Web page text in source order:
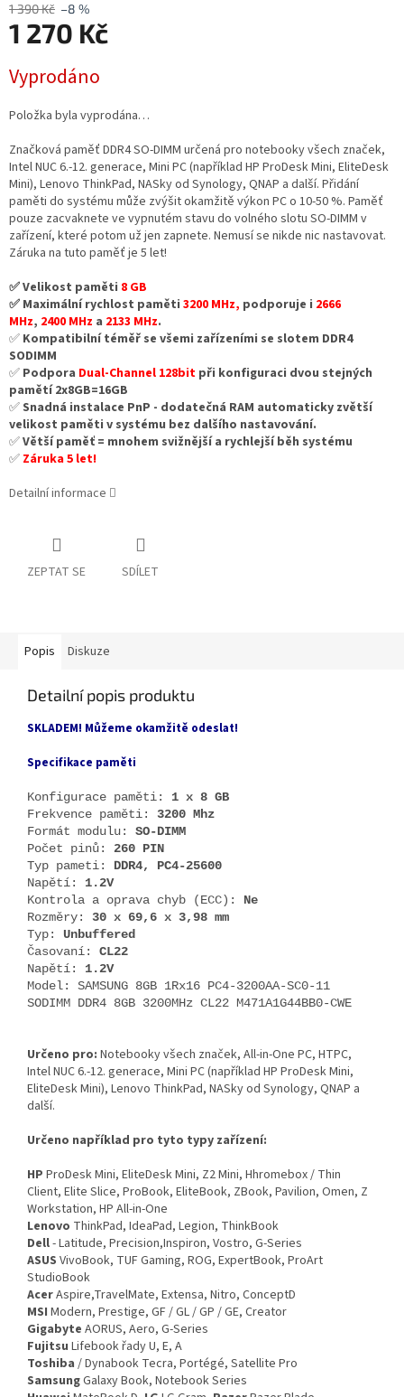
1 390 Kč –8 %
1 270 Kč
cena:
Vyprodáno
Položka byla vyprodána…
Značková paměť DDR4 SO-DIMM určená pro notebooky všech značek,
Intel NUC 6.-12. generace, Mini PC (například HP ProDesk Mini, EliteDesk
Mini), Lenovo ThinkPad, NASky od Synology, QNAP a další. Přidání
paměti do systému může zvýšit okamžitě výkon PC o 10-50 %. Paměť
pouze zacvaknete ve vypnutém stavu do volného slotu SO-DIMM v
zařízení, které potom už jen zapnete. Nemusí se nikde nic nastavovat.
Záruka na tuto paměť je 5 let!
✅ Velikost paměti 8 GB
✅ Maximální rychlost paměti 3200 MHz, podporuje i 2666
MHz, 2400 MHz a 2133 MHz.
✅ Kompatibilní téměř se všemi zařízeními se slotem DDR4
SODIMM
✅ Podpora Dual-Channel 128bit při konfiguraci dvou stejných
pamětí 2x8GB=16GB
✅Snadná instalace PnP - dodatečná RAM automaticky zvětší
velikost paměti v systému bez dalšího nastavování.
✅Větší paměť = mnohem svižnější a rychlejší běh systému
✅ Záruka 5 let!
Detailní informace
ZEPTAT SE SDÍLET
Popis Diskuze
Detailní popis produktu
SKLADEM! Můžeme okamžitě odeslat!
Specifikace paměti
Konfigurace paměti: 1 x 8 GB
Frekvence paměti: 3200 Mhz
Formát modulu: SO-DIMM
Počet pinů: 260 PIN
Typ pameti: DDR4, PC4-25600
Napětí: 1.2V
Kontrola a oprava chyb (ECC): Ne
Rozměry: 30 x 69,6 x 3,98 mm
Typ: Unbuffered
Časovaní: CL22
Napětí: 1.2V
Model: SAMSUNG 8GB 1Rx16 PC4-3200AA-SC0-11
SODIMM DDR4 8GB 3200MHz CL22 M471A1G44BB0-CWE
Určeno pro: Notebooky všech značek, All-in-One PC, HTPC,
Intel NUC 6.-12. generace, Mini PC (například HP ProDesk Mini,
EliteDesk Mini), Lenovo ThinkPad, NASky od Synology, QNAP a
další.
Určeno například pro tyto typy zařízení:
HP ProDesk Mini, EliteDesk Mini, Z2 Mini, Hhromebox / Thin
Client, Elite Slice, ProBook, EliteBook, ZBook, Pavilion, Omen, Z
Workstation, HP All-in-One
Lenovo ThinkPad, IdeaPad, Legion, ThinkBook
Dell- Latitude, Precision,Inspiron, Vostro, G-Series
ASUS VivoBook, TUF Gaming, ROG, ExpertBook, ProArt
StudioBook
AcerAspire,TravelMate, Extensa, Nitro, ConceptD
MSI Modern, Prestige, GF / GL / GP / GE, Creator
Gigabyte AORUS, Aero, G-Series
Fujitsu Lifebook řady U, E, A
Toshiba / Dynabook Tecra, Portégé, Satellite Pro
SamsungGalaxy Book, Notebook Series